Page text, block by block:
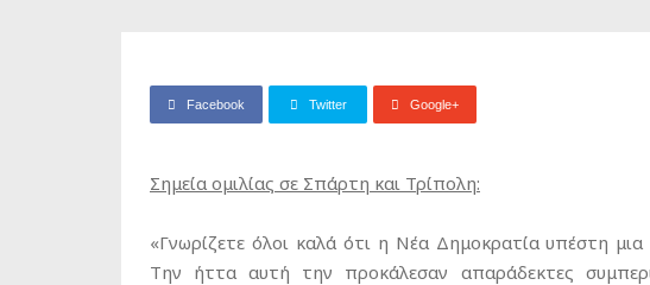
Facebook Twitter Google+
Σημεία ομιλίας σε Σπάρτη και Τρίπολη:
«Γνωρίζετε όλοι καλά ότι η Νέα Δημοκρατία υπέστη
Την ήττα αυτή την προκάλεσαν απαράδεκτες